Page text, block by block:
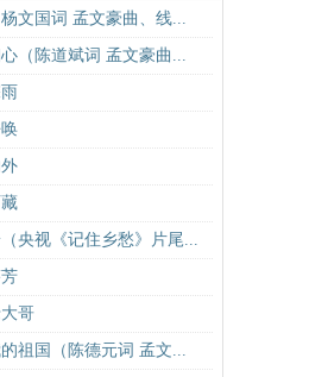
文国词 孟文豪曲、线...
（陈道斌词 孟文豪曲...
央视《记住乡愁》片尾...
哥
祖国（陈德元词 孟文...